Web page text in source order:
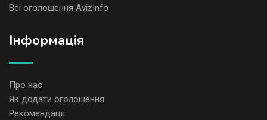
Всі оголошення AvizInfo
Iнформація
Про нас
Як додати оголошення
Рекомендації